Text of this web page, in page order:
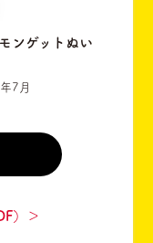
ンゲットぬい
7月
）＞